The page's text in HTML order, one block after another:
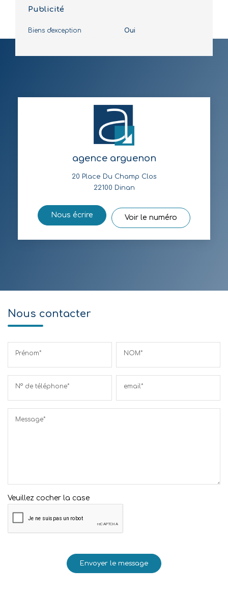
Publicité
Biens d'exception Oui
agence arguenon
20 Place Du Champ Clos
22100 Dinan
Nous écrire Voir le numéro
Nous contacter
Prénom* NOM*
N° de téléphone* email*
Message*
Veuillez cocher la case
Envoyer le message